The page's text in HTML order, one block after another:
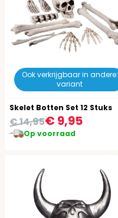
Ook verkrijgbaar in andere:
variant
Skelet Botten Set 12 Stuks
€ 9,95
€ 14,95
Op voorraad